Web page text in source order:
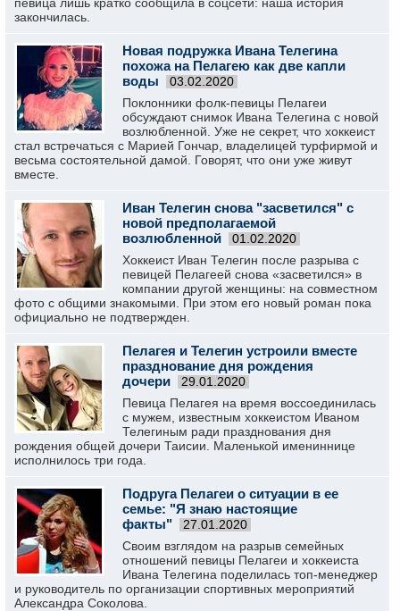
закончилась.
Новая подружка Ивана Телегина
похожа на Пелагею как две капли
воды
03.02.2020
Поклонники фолк-певицы Пелагеи
обсуждают снимок Ивана Телегина с новой
возлюбленной. Уже не секрет, что хоккеист
стал встречаться с Марией Гончар, владелицей турфирмой и
весьма состоятельной дамой. Говорят, что они уже живут
вместе.
Иван Телегин снова "засветился" с
новой предполагаемой
возлюбленной
01.02.2020
Хоккеист Иван Телегин после разрыва с
певицей Пелагеей снова «засветился» в
компании другой женщины: на совместном
фото с общими знакомыми. При этом его новый роман пока
официально не подтвержден.
Пелагея и Телегин устроили вместе
празднование дня рождения
дочери
29.01.2020
Певица Пелагея на время воссоединилась
с мужем, известным хоккеистом Иваном
Телегиным ради празднования дня
рождения общей дочери Таисии. Маленькой имениннице
исполнилось три года.
Подруга Пелагеи о ситуации в ее
семье: "Я знаю настоящие
факты"
27.01.2020
Своим взглядом на разрыв семейных
отношений певицы Пелагеи и хоккеиста
Ивана Телегина поделилась топ-менеджер
и руководитель по организации спортивных мероприятий
Александра Соколова.